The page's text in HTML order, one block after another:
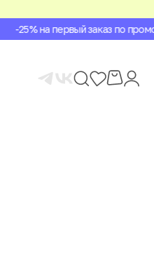
-25% на первый заказ по